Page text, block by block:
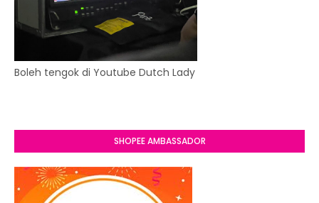
Boleh tengok di Youtube Dutch Lady
SHOPEE AMBASSADOR